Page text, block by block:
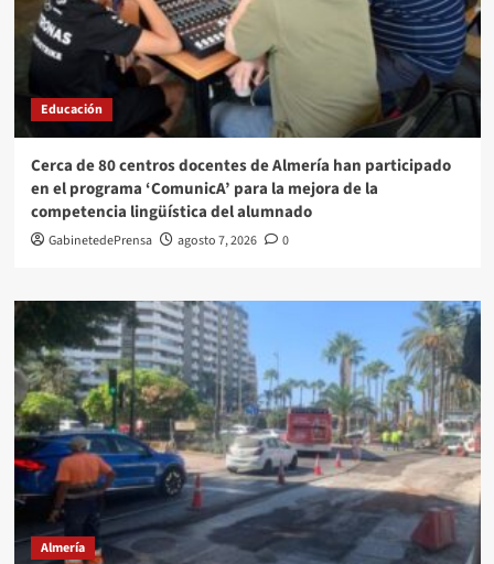
Educación
Cerca de 80 centros docentes de Almería han participado
en el programa ‘ComunicA’ para la mejora de la
competencia lingüística del alumnado
GabinetedePrensa agosto 7, 2026 0
Almería